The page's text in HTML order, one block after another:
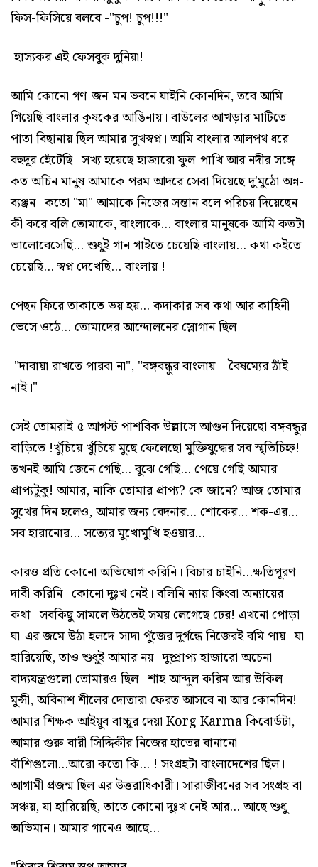
ফিস-ফিসিয়ে বলবে -"চুপ! চুপ!!!"
হাস্যকর এই ফেসবুক দুনিয়া!
আমি কোনো গণ-জন-মন ভবনে যাইনি কোনদিন, তবে আমি
গিয়েছি বাংলার কৃষকের আঙিনায়। বাউলের আখড়ার মাটিতে
পাতা বিছানায় ছিল আমার সুখস্বপ্ন। আমি বাংলার আলপথ ধরে
বহুদূর হেঁটেছি। সখ্য হয়েছে হাজারো ফুল-পাখি আর নদীর সঙ্গে।
কত অচিন মানুষ আমাকে পরম আদরে সেবা দিয়েছে দু'মুঠো অন্ন-
ব্যঞ্জন। কতো "মা" আমাকে নিজের সন্তান বলে পরিচয় দিয়েছেন।
কী করে বলি তোমাকে, বাংলাকে... বাংলার মানুষকে আমি কতটা
ভালোবেসেছি... শুধুই গান গাইতে চেয়েছি বাংলায়... কথা কইতে
চেয়েছি... স্বপ্ন দেখেছি... বাংলায় !
পেছন ফিরে তাকাতে ভয় হয়... কদাকার সব কথা আর কাহিনী
ভেসে ওঠে... তোমাদের আন্দোলনের স্লোগান ছিল -
"দাবায়া রাখতে পারবা না", "বঙ্গবন্ধুর বাংলায়—বৈষম্যের ঠাঁই
নাই।"
সেই তোমরাই ৫ আগস্ট পাশবিক উল্লাসে আগুন দিয়েছো বঙ্গবন্ধুর
বাড়িতে !খুঁচিয়ে খুঁচিয়ে মুছে ফেলেছো মুক্তিযুদ্ধের সব স্মৃতিচিহ্ন!
তখনই আমি জেনে গেছি... বুঝে গেছি... পেয়ে গেছি আমার
প্রাপ্যটুকু! আমার, নাকি তোমার প্রাপ্য? কে জানে? আজ তোমার
সুখের দিন হলেও, আমার জন্য বেদনার... শোকের... শক-এর...
সব হারানোর... সত্যের মুখোমুখি হওয়ার...
কারও প্রতি কোনো অভিযোগ করিনি। বিচার চাইনি...ক্ষতিপূরণ
দাবী করিনি। কোনো দুঃখ নেই। বলিনি ন্যায় কিংবা অন্যায়ের
কথা। সবকিছু সামলে উঠতেই সময় লেগেছে ঢের! এখনো পোড়া
ঘা-এর জমে উঠা হলদে-সাদা পুঁজের দুর্গন্ধে নিজেরই বমি পায়। যা
হারিয়েছি, তাও শুধুই আমার নয়। দুষ্প্রাপ্য হাজারো অচেনা
বাদ্যযন্ত্রগুলো তোমারও ছিল। শাহ আব্দুল করিম আর উকিল
মুন্সী, অবিনাশ শীলের দোতারা ফেরত আসবে না আর কোনদিন!
আমার শিক্ষক আইয়ুব বাচ্চুর দেয়া Korg Karma কিবোর্ডটা,
আমার গুরু বারী সিদ্দিকীর নিজের হাতের বানানো
বাঁশিগুলো...আরো কতো কি... ! সংগ্রহটা বাংলাদেশের ছিল।
আগামী প্রজন্ম ছিল এর উত্তরাধিকারী। সারাজীবনের সব সংগ্রহ বা
সঞ্চয়, যা হারিয়েছি, তাতে কোনো দুঃখ নেই আর... আছে শুধু
অভিমান। আমার গানেও আছে...